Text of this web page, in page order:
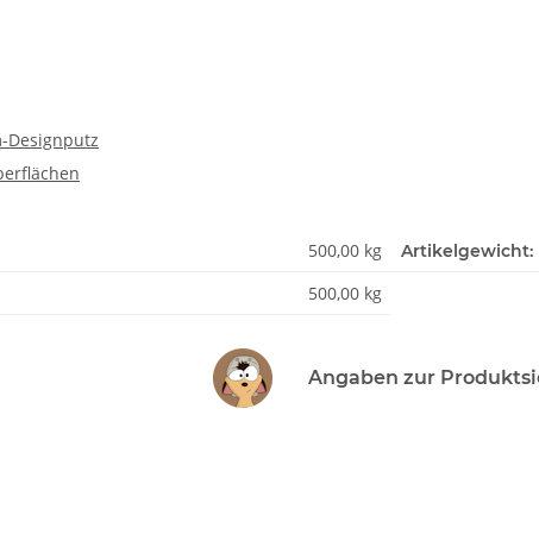
Designputz
500,00 kg Artikelgewicht:
500,00 kg
Angaben zur